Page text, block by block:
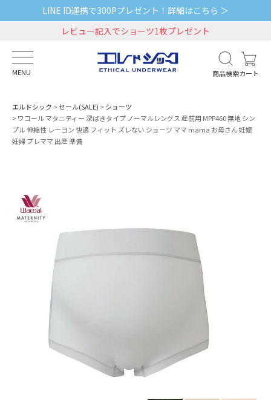
LINE ID連携で300Pプレゼント！詳細はこちら ＞
レビュー記入でショーツ1枚プレゼント
MENU 商品検索カート
エルドシック セール(SALE)
ショーツ
ワコール マタニティー 深ばきタイプ ノーマルレングス 産前用 MPP460 無地 シン
プル 伸縮性 レーヨン 快適 フィット ズレない ショーツ ママ mama お母さん 妊娠
妊婦 プレママ 出産 準備